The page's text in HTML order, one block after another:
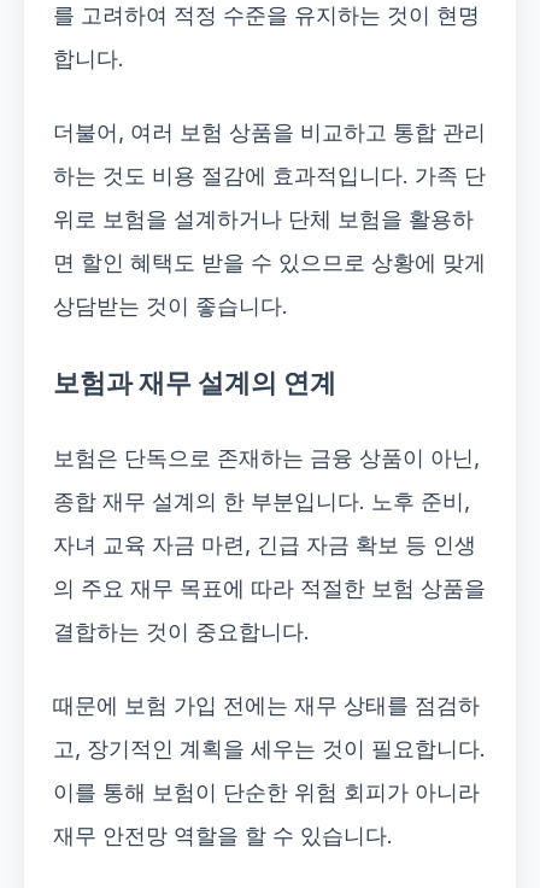
를 고려하여 적정 수준을 유지하는 것이 현명
합니다.
더불어, 여러 보험 상품을 비교하고 통합 관리
하는 것도 비용 절감에 효과적입니다. 가족 단
위로 보험을 설계하거나 단체 보험을 활용하
면 할인 혜택도 받을 수 있으므로 상황에 맞게
상담받는 것이 좋습니다.
보험과 재무 설계의 연계
보험은 단독으로 존재하는 금융 상품이 아닌,
종합 재무 설계의 한 부분입니다. 노후 준비,
자녀 교육 자금 마련, 긴급 자금 확보 등 인생
의 주요 재무 목표에 따라 적절한 보험 상품을
결합하는 것이 중요합니다.
때문에 보험 가입 전에는 재무 상태를 점검하
고, 장기적인 계획을 세우는 것이 필요합니다.
이를 통해 보험이 단순한 위험 회피가 아니라
재무 안전망 역할을 할 수 있습니다.